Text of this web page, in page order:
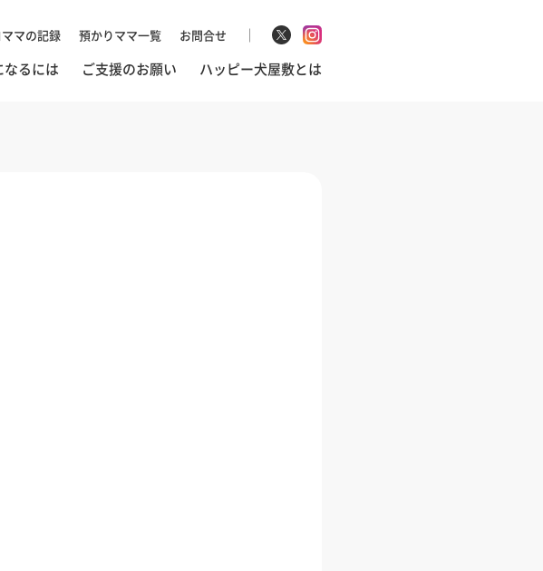
マの記録 預かりママ一覧 お問合せ
なるには ご支援のお願い ハッピー犬屋敷とは